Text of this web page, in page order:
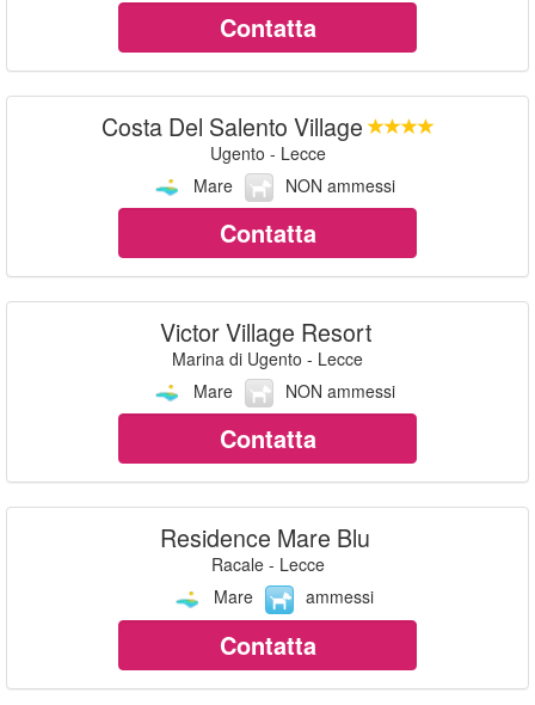
Contatta
Costa Del Salento Village
Ugento - Lecce
Mare
NON ammessi
Contatta
Victor Village Resort
Marina di Ugento - Lecce
Mare
NON ammessi
Contatta
Residence Mare Blu
Racale - Lecce
Mare
ammessi
Contatta